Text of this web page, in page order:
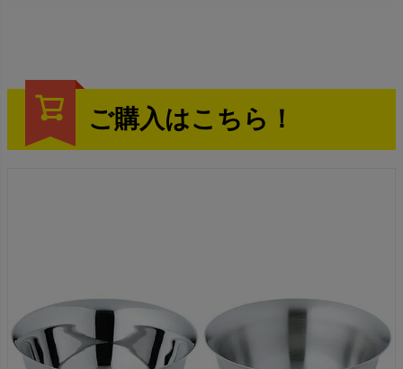
ご購入はこちら！